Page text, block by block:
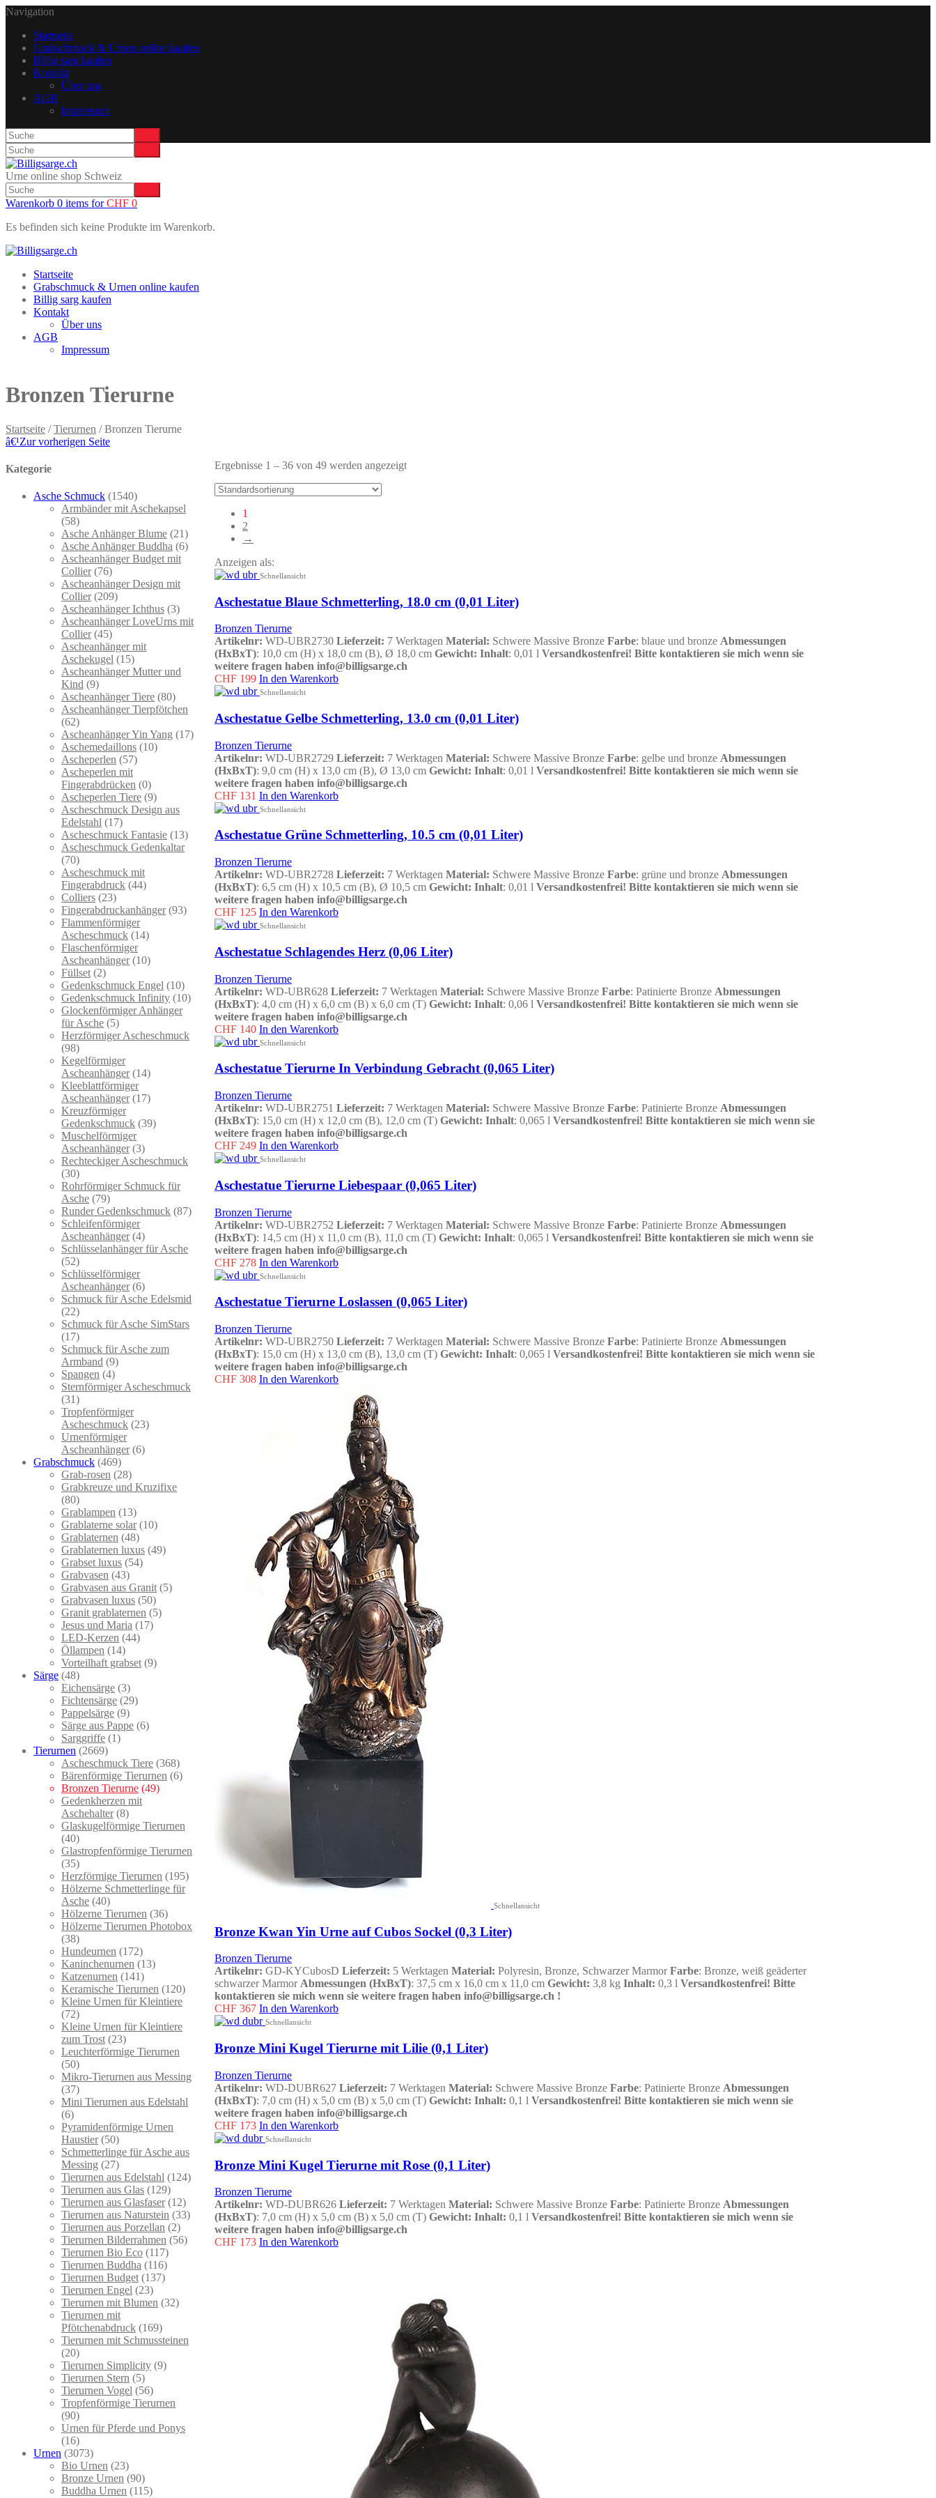
Navigation
Startseite
Grabschmuck & Urnen online kaufen
Billig sarg kaufen
Kontakt
Über uns
AGB
Impressum
Urne online shop Schweiz
Warenkorb 0 items forCHF 0
Es befinden sich keine Produkte im Warenkorb.
Startseite
Grabschmuck & Urnen online kaufen
Billig sarg kaufen
Kontakt
Über uns
AGB
Impressum
Bronzen Tierurne
Startseite /Tierurnen / Bronzen Tierurne
â€¹Zur vorherigen Seite
Kategorie
Asche Schmuck (1540)
Armbänder mit Aschekapsel
(58)
Asche Anhänger Blume (21)
Asche Anhänger Buddha (6)
Ascheanhänger Budget mit
Collier (76)
Ascheanhänger Design mit
Collier (209)
Ascheanhänger Ichthus (3)
Ascheanhänger LoveUrns mit
Collier (45)
Ascheanhänger mit
Aschekugel (15)
Ascheanhänger Mutter und
Kind (9)
Ascheanhänger Tiere (80)
Ascheanhänger Tierpfötchen
(62)
Ascheanhänger Yin Yang (17)
Aschemedaillons (10)
Ascheperlen (57)
Ascheperlen mit
Fingerabdrücken (0)
Ascheperlen Tiere (9)
Ascheschmuck Design aus
Edelstahl (17)
Ascheschmuck Fantasie (13)
Ascheschmuck Gedenkaltar
(70)
Ascheschmuck mit
Fingerabdruck (44)
Colliers (23)
Fingerabdruckanhänger (93)
Flammenförmiger
Ascheschmuck (14)
Flaschenförmiger
Ascheanhänger (10)
Füllset (2)
Gedenkschmuck Engel (10)
Gedenkschmuck Infinity (10)
Glockenförmiger Anhänger
für Asche (5)
Herzförmiger Ascheschmuck
(98)
Kegelförmiger
Ascheanhänger (14)
Kleeblattförmiger
Ascheanhänger (17)
Kreuzförmiger
Gedenkschmuck (39)
Muschelförmiger
Ascheanhänger (3)
Rechteckiger Ascheschmuck
(30)
Rohrförmiger Schmuck für
Asche (79)
Runder Gedenkschmuck (87)
Schleifenförmiger
Ascheanhänger (4)
Schlüsselanhänger für Asche
(52)
Schlüsselförmiger
Ascheanhänger (6)
Schmuck für Asche Edelsmid
(22)
Schmuck für Asche SimStars
(17)
Schmuck für Asche zum
Armband (9)
Spangen (4)
Sternförmiger Ascheschmuck
(31)
Tropfenförmiger
Ascheschmuck (23)
Urnenförmiger
Ascheanhänger (6)
Grabschmuck (469)
Grab-rosen (28)
Grabkreuze und Kruzifixe
(80)
Grablampen (13)
Grablaterne solar (10)
Grablaternen (48)
Grablaternen luxus (49)
Grabset luxus (54)
Grabvasen (43)
Grabvasen aus Granit (5)
Grabvasen luxus (50)
Granit grablaternen (5)
Jesus und Maria (17)
LED-Kerzen (44)
Öllampen (14)
Vorteilhaft grabset (9)
Särge (48)
Eichensärge (3)
Fichtensärge (29)
Pappelsärge (9)
Särge aus Pappe (6)
Sarggriffe (1)
Tierurnen (2669)
Ascheschmuck Tiere (368)
Bärenförmige Tierurnen (6)
Bronzen Tierurne (49)
Gedenkherzen mit
Aschehalter (8)
Glaskugelförmige Tierurnen
(40)
Glastropfenförmige Tierurnen
(35)
Herzförmige Tierurnen (195)
Hölzerne Schmetterlinge für
Asche (40)
Hölzerne Tierurnen (36)
Hölzerne Tierurnen Photobox
(38)
Hundeurnen (172)
Kaninchenurnen (13)
Katzenurnen (141)
Keramische Tierurnen (120)
Kleine Urnen für Kleintiere
(72)
Kleine Urnen für Kleintiere
zum Trost (23)
Leuchterförmige Tierurnen
(50)
Mikro-Tierurnen aus Messing
(37)
Mini Tierurnen aus Edelstahl
(6)
Pyramidenförmige Urnen
Haustier (50)
Schmetterlinge für Asche aus
Messing (27)
Tierurnen aus Edelstahl (124)
Tierurnen aus Glas (129)
Tierurnen aus Glasfaser (12)
Tierurnen aus Naturstein (33)
Tierurnen aus Porzellan (2)
Tierurnen Bilderrahmen (56)
Tierurnen Bio Eco (117)
Tierurnen Buddha (116)
Tierurnen Budget (137)
Tierurnen Engel (23)
Tierurnen mit Blumen (32)
Tierurnen mit
Pfötchenabdruck (169)
Tierurnen mit Schmussteinen
(20)
Tierurnen Simplicity (9)
Tierurnen Stern (5)
Tierurnen Vogel (56)
Tropfenförmige Tierurnen
(90)
Urnen für Pferde und Ponys
(16)
Urnen (3073)
Bio Urnen (23)
Bronze Urnen (90)
Buddha Urnen (115)
Ergebnisse 1 – 36 von 49 werden angezeigt
1
2
→
Anzeigen als:
Schnellansicht
Aschestatue Blaue Schmetterling, 18.0 cm (0,01 Liter)
Bronzen Tierurne
Artikelnr: WD-UBR2730 Lieferzeit: 7 Werktagen Material: Schwere Massive Bronze Farbe: blaue und bronze Abmessungen
(HxBxT): 10,0 cm (H) x 18,0 cm (B), Ø 18,0 cm Gewicht: Inhalt: 0,01 l Versandkostenfrei! Bitte kontaktieren sie mich wenn sie
weitere fragen haben info@billigsarge.ch
CHF 199 In den Warenkorb
Schnellansicht
Aschestatue Gelbe Schmetterling, 13.0 cm (0,01 Liter)
Bronzen Tierurne
Artikelnr: WD-UBR2729 Lieferzeit: 7 Werktagen Material: Schwere Massive Bronze Farbe: gelbe und bronze Abmessungen
(HxBxT): 9,0 cm (H) x 13,0 cm (B), Ø 13,0 cm Gewicht: Inhalt: 0,01 l Versandkostenfrei! Bitte kontaktieren sie mich wenn sie
weitere fragen haben info@billigsarge.ch
CHF 131 In den Warenkorb
Schnellansicht
Aschestatue Grüne Schmetterling, 10.5 cm (0,01 Liter)
Bronzen Tierurne
Artikelnr: WD-UBR2728 Lieferzeit: 7 Werktagen Material: Schwere Massive Bronze Farbe: grüne und bronze Abmessungen
(HxBxT): 6,5 cm (H) x 10,5 cm (B), Ø 10,5 cm Gewicht: Inhalt: 0,01 l Versandkostenfrei! Bitte kontaktieren sie mich wenn sie
weitere fragen haben info@billigsarge.ch
CHF 125 In den Warenkorb
Schnellansicht
Aschestatue Schlagendes Herz (0,06 Liter)
Bronzen Tierurne
Artikelnr: WD-UBR628 Lieferzeit: 7 Werktagen Material: Schwere Massive Bronze Farbe: Patinierte Bronze Abmessungen
(HxBxT): 4,0 cm (H) x 6,0 cm (B) x 6,0 cm (T) Gewicht: Inhalt: 0,06 l Versandkostenfrei! Bitte kontaktieren sie mich wenn sie
weitere fragen haben info@billigsarge.ch
CHF 140 In den Warenkorb
Schnellansicht
Aschestatue Tierurne In Verbindung Gebracht (0,065 Liter)
Bronzen Tierurne
Artikelnr: WD-UBR2751 Lieferzeit: 7 Werktagen Material: Schwere Massive Bronze Farbe: Patinierte Bronze Abmessungen
(HxBxT): 15,0 cm (H) x 12,0 cm (B), 12,0 cm (T) Gewicht: Inhalt: 0,065 l Versandkostenfrei! Bitte kontaktieren sie mich wenn sie
weitere fragen haben info@billigsarge.ch
CHF 249 In den Warenkorb
Schnellansicht
Aschestatue Tierurne Liebespaar (0,065 Liter)
Bronzen Tierurne
Artikelnr: WD-UBR2752 Lieferzeit: 7 Werktagen Material: Schwere Massive Bronze Farbe: Patinierte Bronze Abmessungen
(HxBxT): 14,5 cm (H) x 11,0 cm (B), 11,0 cm (T) Gewicht: Inhalt: 0,065 l Versandkostenfrei! Bitte kontaktieren sie mich wenn sie
weitere fragen haben info@billigsarge.ch
CHF 278 In den Warenkorb
Schnellansicht
Aschestatue Tierurne Loslassen (0,065 Liter)
Bronzen Tierurne
Artikelnr: WD-UBR2750 Lieferzeit: 7 Werktagen Material: Schwere Massive Bronze Farbe: Patinierte Bronze Abmessungen
(HxBxT): 15,0 cm (H) x 13,0 cm (B), 13,0 cm (T) Gewicht: Inhalt: 0,065 l Versandkostenfrei! Bitte kontaktieren sie mich wenn sie
weitere fragen haben info@billigsarge.ch
CHF 308 In den Warenkorb
Schnellansicht
Bronze Kwan Yin Urne auf Cubos Sockel (0,3 Liter)
Bronzen Tierurne
Artikelnr: GD-KYCubosD Lieferzeit: 5 Werktagen Material: Polyresin, Bronze, Schwarzer MarmorFarbe: Bronze, weiß geäderter
schwarzer Marmor Abmessungen (HxBxT): 37,5 cm x 16,0 cm x 11,0 cm Gewicht: 3,8 kg Inhalt: 0,3 l Versandkostenfrei! Bitte
kontaktieren sie mich wenn sie weitere fragen haben info@billigsarge.ch !
CHF 367 In den Warenkorb
Schnellansicht
Bronze Mini Kugel Tierurne mit Lilie (0,1 Liter)
Bronzen Tierurne
Artikelnr: WD-DUBR627 Lieferzeit: 7 Werktagen Material: Schwere Massive Bronze Farbe: Patinierte Bronze Abmessungen
(HxBxT): 7,0 cm (H) x 5,0 cm (B) x 5,0 cm (T) Gewicht: Inhalt: 0,1 l Versandkostenfrei! Bitte kontaktieren sie mich wenn sie
weitere fragen haben info@billigsarge.ch
CHF 173 In den Warenkorb
Schnellansicht
Bronze Mini Kugel Tierurne mit Rose (0,1 Liter)
Bronzen Tierurne
Artikelnr: WD-DUBR626 Lieferzeit: 7 Werktagen Material: Schwere Massive Bronze Farbe: Patinierte Bronze Abmessungen
(HxBxT): 7,0 cm (H) x 5,0 cm (B) x 5,0 cm (T) Gewicht: Inhalt: 0,1 l Versandkostenfrei! Bitte kontaktieren sie mich wenn sie
weitere fragen haben info@billigsarge.ch
CHF 173 In den Warenkorb